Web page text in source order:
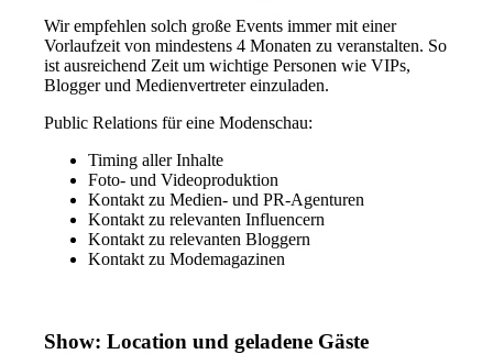
Wir empfehlen solch große Events immer mit einer
Vorlaufzeit von mindestens 4 Monaten zu veranstalten. So
ist ausreichend Zeit um wichtige Personen wie VIPs,
Blogger und Medienvertreter einzuladen.
Public Relations für eine Modenschau:
Timing aller Inhalte
Foto- und Videoproduktion
Kontakt zu Medien- und PR-Agenturen
Kontakt zu relevanten Influencern
Kontakt zu relevanten Bloggern
Kontakt zu Modemagazinen
Show: Location und geladene Gäste